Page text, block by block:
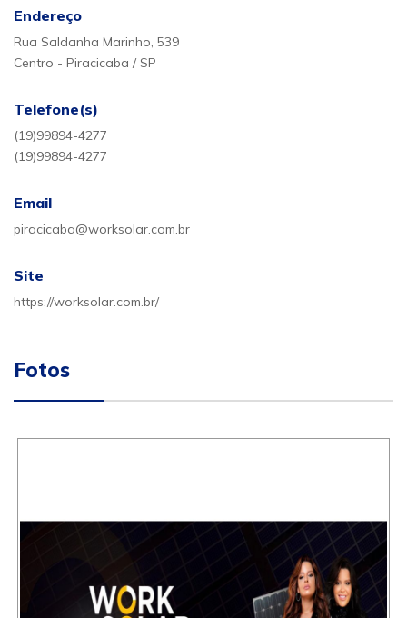
Endereço
Rua Saldanha Marinho, 539
Centro - Piracicaba / SP
Telefone(s)
(19)99894-4277
(19)99894-4277
Email
piracicaba@worksolar.com.br
Site
https://worksolar.com.br/
Fotos